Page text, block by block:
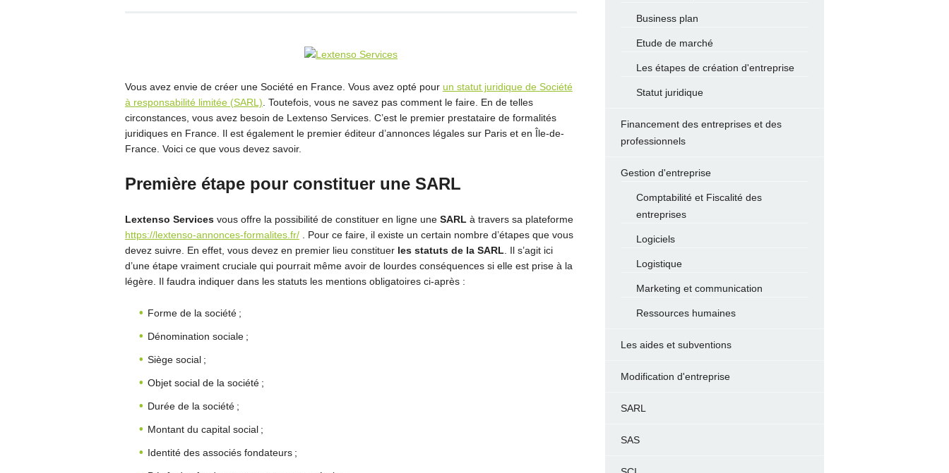
Vous avez envie de créer une Société en France. Vous avez opté pour un statut juridique de Société
à responsabilité limitée (SARL) . Toutefois, vous ne savez pas comment le faire. En de telles
circonstances, vous avez besoin de Lextenso Services. C’est le premier prestataire de formalités
juridiques en France. Il est également le premier éditeur d’annonces légales sur Paris et en Île-de-
France. Voici ce que vous devez savoir.
Première étape pour constituer une SARL
Lextenso Servicesvous offre la possibilité de constituer en ligne une SARL à travers sa plateforme
https://lextenso-annonces-formalites.fr/. Pour ce faire, il existe un certain nombre d’étapes que vous
devez suivre. En effet, vous devez en premier lieu constituer les statuts de la SARL . Il s’agit ici
d’une étape vraiment cruciale qui pourrait même avoir de lourdes conséquences si elle est prise à la
légère. Il faudra indiquer dans les statuts les mentions obligatoires ci-après :
Forme de la société ;
Dénomination sociale ;
Siège social ;
Objet social de la société ;
Durée de la société ;
Montant du capital social ;
Identité des associés fondateurs ;
Business plan
Etude de marché
Les étapes de création d'entreprise
Statut juridique
Financement des entreprises et des
professionnels
Gestion d'entreprise
Comptabilité et Fiscalité des
entreprises
Logiciels
Logistique
Marketing et communication
Ressources humaines
Les aides et subventions
Modification d'entreprise
SARL
SAS